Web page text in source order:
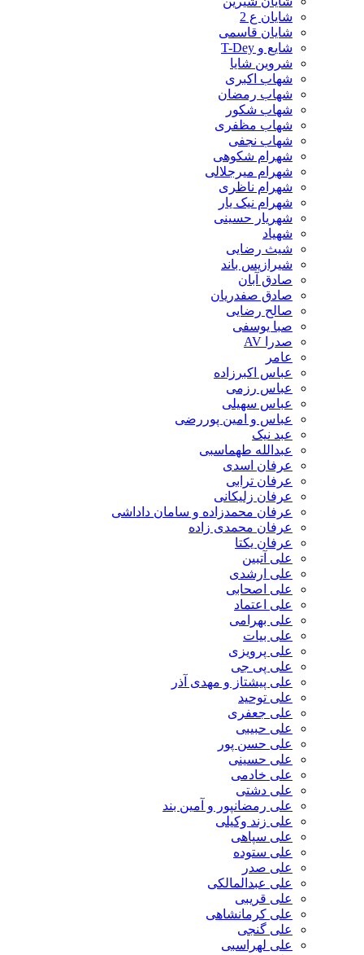
شایان ع 2
شایان قاسمی
شایع و T-Dey
شروین شایا
شهاب اکبری
شهاب رمضان
شهاب شکور
شهاب مظفری
شهاب نجفی
شهرام شکوهی
شهرام میرجلالی
شهرام ناظری
شهرام نیک یار
شهریار حسینی
شهیاد
شیث رضایی
شیرازیس باند
صادق آبان
صادق صفدریان
صالح رضایی
صبا یوسفی
صدرا AV
عامر
عباس اکبرزاده
عباس رزمی
عباس سهیلی
عباس و امین پوررضی
عبد نیک
عبدالله طهماسبی‎
عرفان اسدی
عرفان ترابی
عرفان زلیکانی
عرفان محمدزاده و سامان داداشی
عرفان محمدی زاده
عرفان یکتا
علی آتبین
علی ارشدی
علی اصحابی
علی اعتماد
علی بهرامی
علی بیات
علی پرویزی
علی پی جی
علی پیشتاز و مهدی آذر
علی توحید
علی جعفری
علی حبیبی
علی حسن پور
علی حسینی
علی خادمی
علی دشتی
علی رمضانپور و آمین بند
علی زند وکیلی
علی سپاهی
علی ستوده
علی صدر
علی عبدالمالکی
علی قریبی
علی کرمانشاهی
علی گنجی
علی لهراسبی